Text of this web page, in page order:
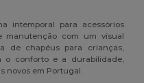
intemporal para acessórios
manutenção com um visual
de chapéus para crianças,
o conforto e a durabilidade,
novos em Portugal.